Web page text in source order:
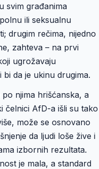
svim građanima
ili seksualnu
drugim rečima, nijedno
zahteva – na prvi
ugrožavaju
da je ukinu drugima.
njima hrišćanska, a
čelnici AfD-a išli su tako
može se osnovano
da ljudi loše žive i
izbornih rezultata.
je mala, a standard